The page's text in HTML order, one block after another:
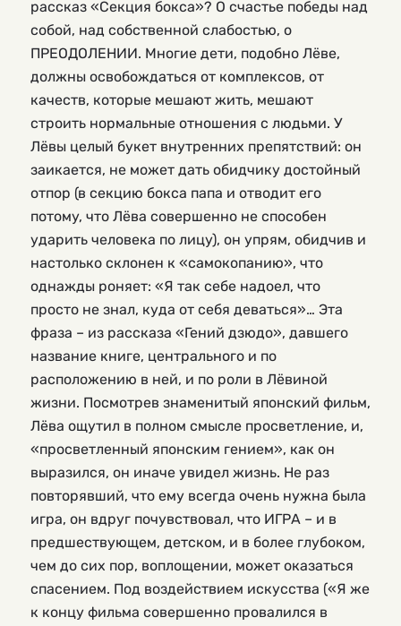
рассказ «Секция бокса»? О счастье победы над
собой, над собственной слабостью, о
ПРЕОДОЛЕНИИ. Многие дети, подобно Лёве,
должны освобождаться от комплексов, от
качеств, которые мешают жить, мешают
строить нормальные отношения с людьми. У
Лёвы целый букет внутренних препятствий: он
заикается, не может дать обидчику достойный
отпор (в секцию бокса папа и отводит его
потому, что Лёва совершенно не способен
ударить человека по лицу), он упрям, обидчив и
настолько склонен к «самокопанию», что
однажды роняет: «Я так себе надоел, что
просто не знал, куда от себя деваться»… Эта
фраза – из рассказа «Гений дзюдо», давшего
название книге, центрального и по
расположению в ней, и по роли в Лёвиной
жизни. Посмотрев знаменитый японский фильм,
Лёва ощутил в полном смысле просветление, и,
«просветленный японским гением», как он
выразился, он иначе увидел жизнь. Не раз
повторявший, что ему всегда очень нужна была
игра, он вдруг почувствовал, что ИГРА – и в
предшествующем, детском, и в более глубоком,
чем до сих пор, воплощении, может оказаться
спасением. Под воздействием искусства («Я же
к концу фильма совершенно провалился в